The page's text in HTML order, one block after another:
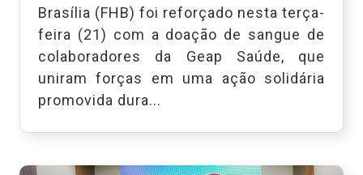
Brasília (FHB) foi reforçado nesta terça-
feira (21) com a doação de sangue de
colaboradores da Geap Saúde, que
uniram forças em uma ação solidária
promovida dura...